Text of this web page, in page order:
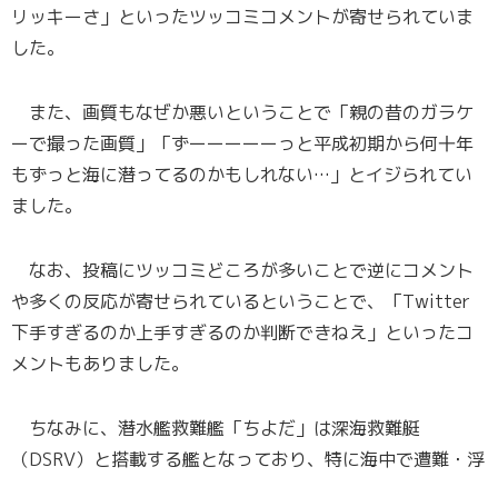
リッキーさ」といったツッコミコメントが寄せられていま
した。
また、画質もなぜか悪いということで「親の昔のガラケ
ーで撮った画質」「ずーーーーーっと平成初期から何十年
もずっと海に潜ってるのかもしれない…」とイジられてい
ました。
なお、投稿にツッコミどころが多いことで逆にコメント
や多くの反応が寄せられているということで、「Twitter
下手すぎるのか上手すぎるのか判断できねえ」といったコ
メントもありました。
ちなみに、潜水艦救難艦「ちよだ」は深海救難艇
（DSRV）と搭載する艦となっており、特に海中で遭難・浮